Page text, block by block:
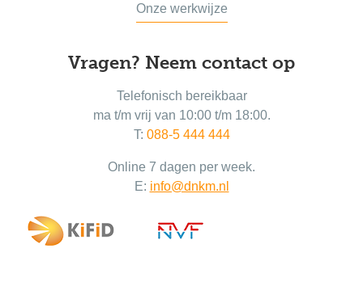
Onze werkwijze
Vragen? Neem contact op
Telefonisch bereikbaar
ma t/m vrij van 10:00 t/m 18:00.
T: 088-5 444 444
Online 7 dagen per week.
E: info@dnkm.nl